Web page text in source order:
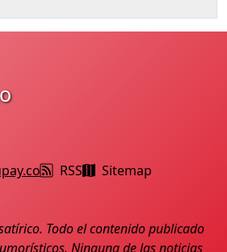
RSS Sitemap
Todo el contenido publicado
Ninguna de las noticias